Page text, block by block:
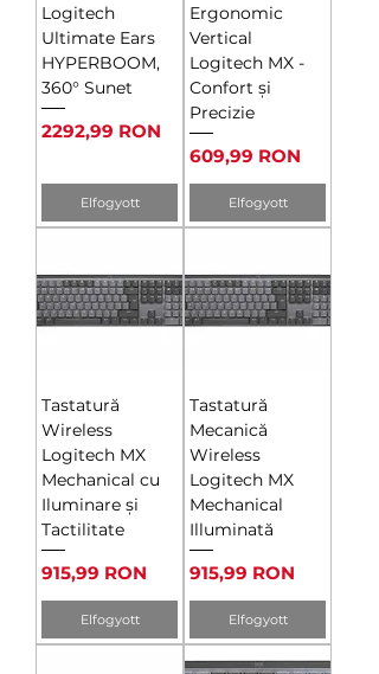
Logitech
Ultimate Ears
HYPERBOOM,
360° Sunet
Ár
2292,99 RON
Elfogyott
Ergonomic
Vertical
Logitech MX -
Confort și
Precizie
Ár
609,99 RON
Elfogyott
Tastatură
Wireless
Logitech MX
Mechanical cu
Iluminare și
Tactilitate
Ár
915,99 RON
Elfogyott
Tastatură
Mecanică
Wireless
Logitech MX
Mechanical
Illuminată
Ár
915,99 RON
Elfogyott